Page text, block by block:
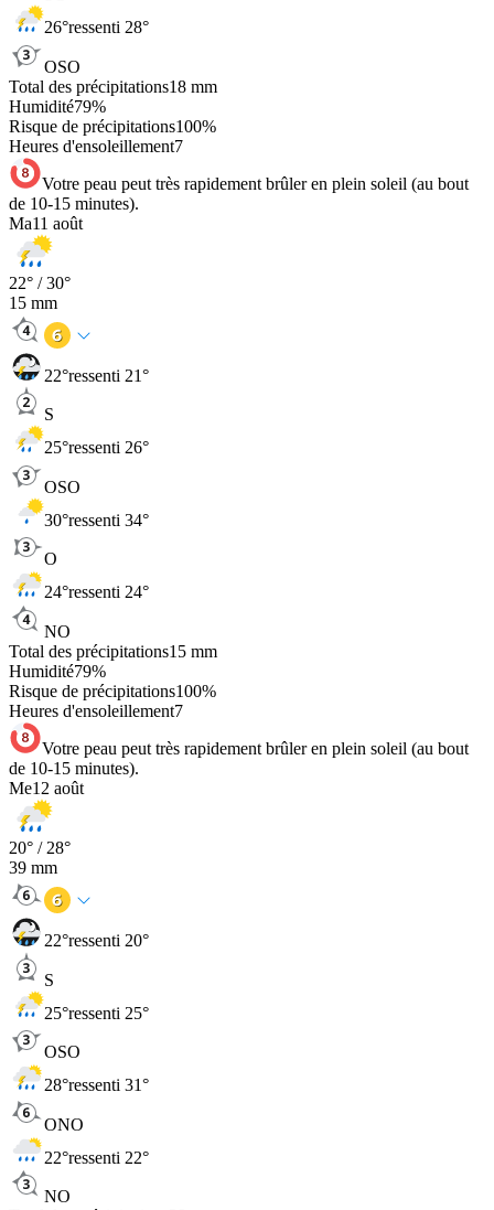
26°ressenti 28°
OSO
Total des précipitations18 mm
Humidité79%
Risque de précipitations100%
Heures d'ensoleillement7
Votre peau peut très rapidement brûler en plein soleil (au bout
de 10-15 minutes).
Ma11 août
22° /30°
15 mm
22°ressenti 21°
S
25°ressenti 26°
OSO
30°ressenti 34°
O
24°ressenti 24°
NO
Total des précipitations15 mm
Humidité79%
Risque de précipitations100%
Heures d'ensoleillement7
Votre peau peut très rapidement brûler en plein soleil (au bout
de 10-15 minutes).
Me12 août
20° / 28°
39 mm
22°ressenti 20°
S
25°ressenti 25°
OSO
28°ressenti 31°
ONO
22°ressenti 22°
NO